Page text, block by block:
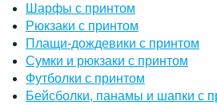
Шарфы с принтом
Рюкзаки с принтом
Плащи-дождевики с принтом
Сумки и рюкзаки с принтом
Футболки с принтом
Бейсболки, панамы и шапки с